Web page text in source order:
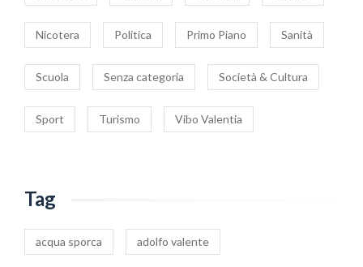
Nicotera Politica Primo Piano Sanità
Scuola Senza categoria Società & Cultura
Sport Turismo Vibo Valentia
Tag
acqua sporca adolfo valente